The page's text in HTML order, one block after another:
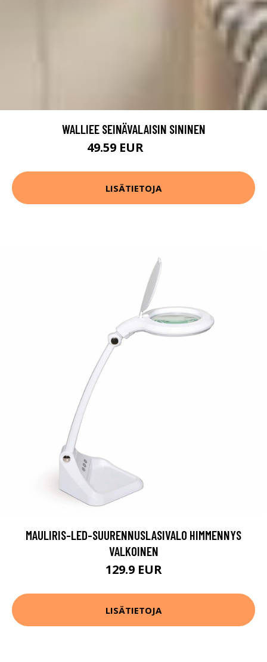
WALLIEE SEINÄVALAISIN SININEN
49.59 EUR
LISÄTIETOJA
MAULIRIS-LED-SUURENNUSLASIVALO HIMMENNYS
VALKOINEN
129.9 EUR
LISÄTIETOJA